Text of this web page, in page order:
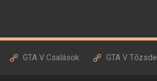
GTA V Csalások GTA V Tőzsde